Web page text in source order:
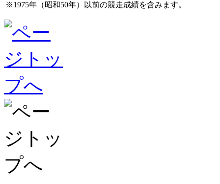
※1975年（昭和50年）以前の競走成績を含みます。